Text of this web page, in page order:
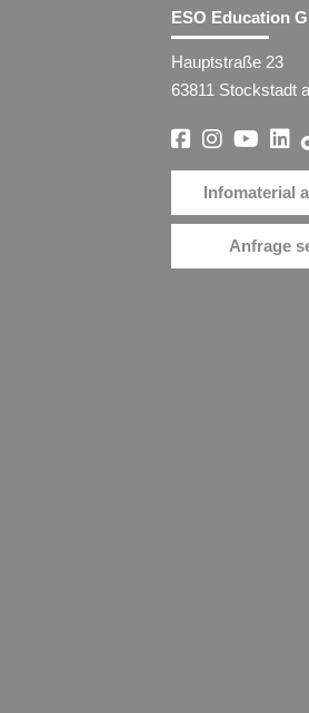
ESO Education
Hauptstraße 23
63811 Stockstadt
Infomaterial
Anfrage